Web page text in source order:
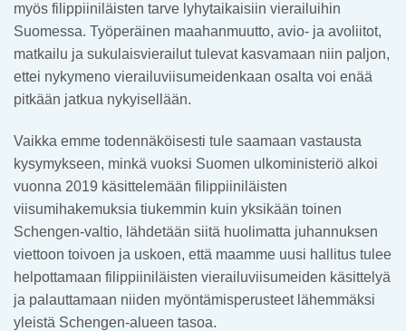
myös filippiiniläisten tarve lyhytaikaisiin vierailuihin
Suomessa. Työperäinen maahanmuutto, avio- ja avoliitot,
matkailu ja sukulaisvierailut tulevat kasvamaan niin paljon,
ettei nykymeno vierailuviisumeidenkaan osalta voi enää
pitkään jatkua nykyisellään.
Vaikka emme todennäköisesti tule saamaan vastausta
kysymykseen, minkä vuoksi Suomen ulkoministeriö alkoi
vuonna 2019 käsittelemään filippiiniläisten
viisumihakemuksia tiukemmin kuin yksikään toinen
Schengen-valtio, lähdetään siitä huolimatta juhannuksen
viettoon toivoen ja uskoen, että maamme uusi hallitus tulee
helpottamaan filippiiniläisten vierailuviisumeiden käsittelyä
ja palauttamaan niiden myöntämisperusteet lähemmäksi
yleistä Schengen-alueen tasoa.